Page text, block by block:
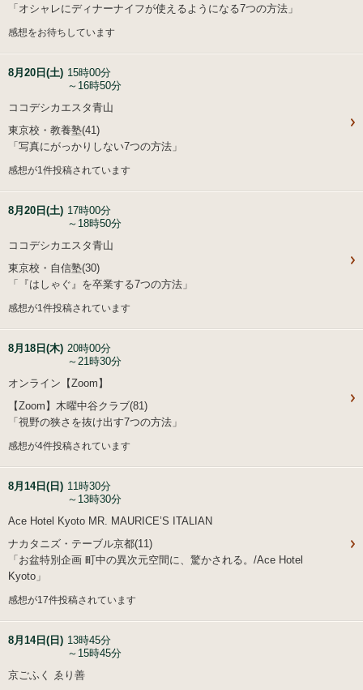
「オシャレにディナーナイフが使えるようになる7つの方法」
感想をお待ちしています
8月20日(土) 15時00分
～16時50分
ココデシカエスタ青山
東京校・教養塾(41)
「写真にがっかりしない7つの方法」
感想が1件投稿されています
8月20日(土) 17時00分
～18時50分
ココデシカエスタ青山
東京校・自信塾(30)
「『はしゃぐ』を卒業する7つの方法」
感想が1件投稿されています
8月18日(木) 20時00分
～21時30分
オンライン【Zoom】
【Zoom】木曜中谷クラブ(81)
「視野の狭さを抜け出す7つの方法」
感想が4件投稿されています
8月14日(日) 11時30分
～13時30分
Ace Hotel Kyoto MR. MAURICE’S ITALIAN
ナカタニズ・テーブル京都(11)
「お盆特別企画 町中の異次元空間に、驚かされる。/Ace Hotel
Kyoto」
感想が17件投稿されています
8月14日(日) 13時45分
～15時45分
京ごふく ゑり善